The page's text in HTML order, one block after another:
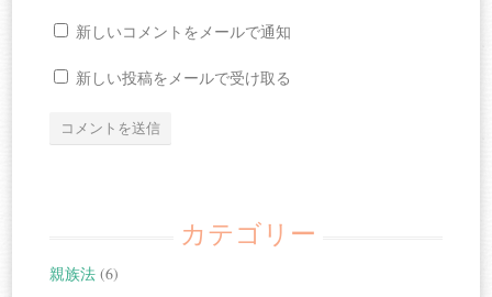
新しいコメントをメールで通知
新しい投稿をメールで受け取る
カテゴリー
親族法 (6)